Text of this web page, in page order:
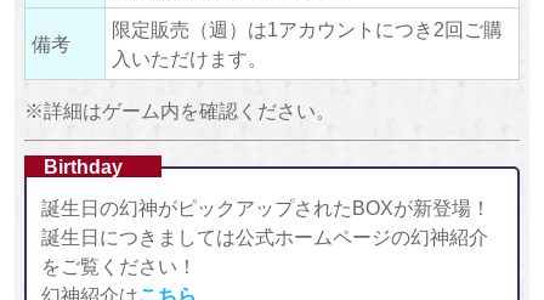
備考
限定販売（週）は1アカウントにつき2回ご購
入いただけます。
※詳細はゲーム内を確認ください。
Birthday
誕生日の幻神がピックアップされたBOXが新登場！
誕生日につきましては公式ホームページの幻神紹介
をご覧ください！
幻神紹介はこちら